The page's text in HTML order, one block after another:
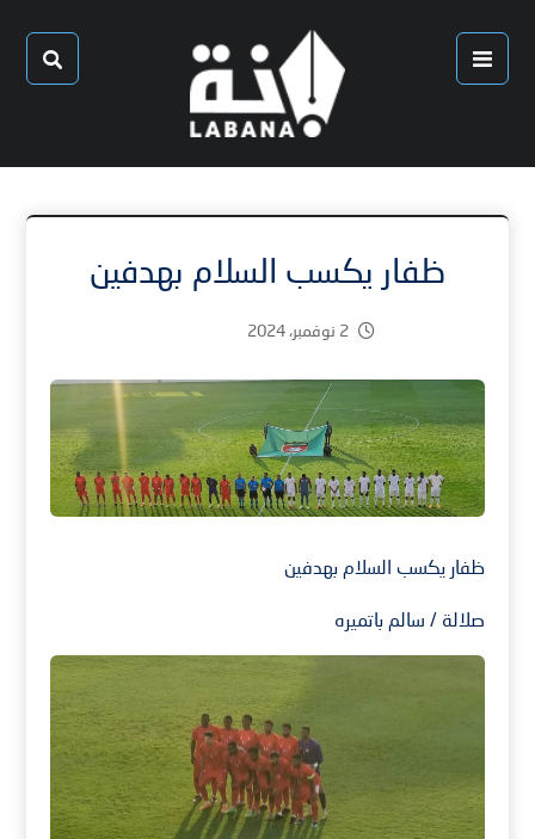
ظفار يكسب السلام بهدفين
2 نوفمبر، 2024
ظفار يكسب السلام بهدفين
صلالة / سالم باتميره